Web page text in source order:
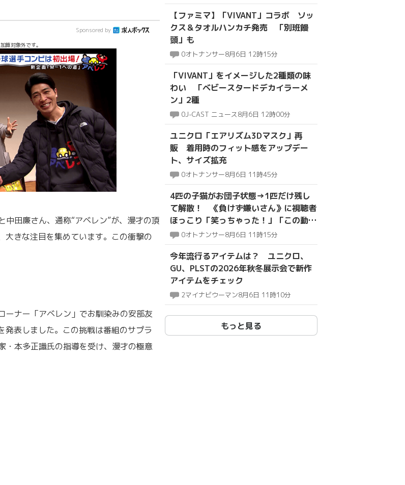
Sponsored by
算対象外です。
田廉さん、通称“アベレン”が、漫才の頂
きな注目を集めています。この衝撃の
ーナー「アベレン」でお馴染みの安部友
表しました。この挑戦は番組のサプラ
・本多正識氏の指導を受け、漫才の極意
【ファミマ】「VIVANT」コラボ ソッ
クス＆タオルハンカチ発売 「別班饅
頭」も
0オトナンサー8月6日 12時15分
「VIVANT」をイメージした2種類の味
わい 「ベビースタードデカイラーメ
ン」2種
0J-CAST ニュース8月6日 12時00分
ユニクロ「エアリズム3Dマスク」再
販 着用時のフィット感をアップデー
ト、サイズ拡充
0オトナンサー8月6日 11時45分
4匹の子猫がお団子状態→1匹だけ残し
て解散！ 《負けず嫌いさん》に視聴者
ほっこり「笑っちゃった！」「この動画
をおすすめしてくれてありがとう」
0オトナンサー8月6日 11時15分
今年流行るアイテムは？ ユニクロ、
GU、PLSTの2026年秋冬展示会で新作
アイテムをチェック
2マイナビウーマン8月6日 11時10分
もっと見る